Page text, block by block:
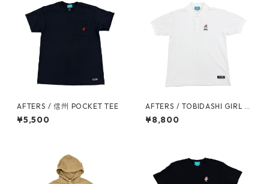
AFTERS / 信州 POCKET TEE
¥5,500
AFTERS / TOBIDASHI GIRL P
OLO
¥8,800